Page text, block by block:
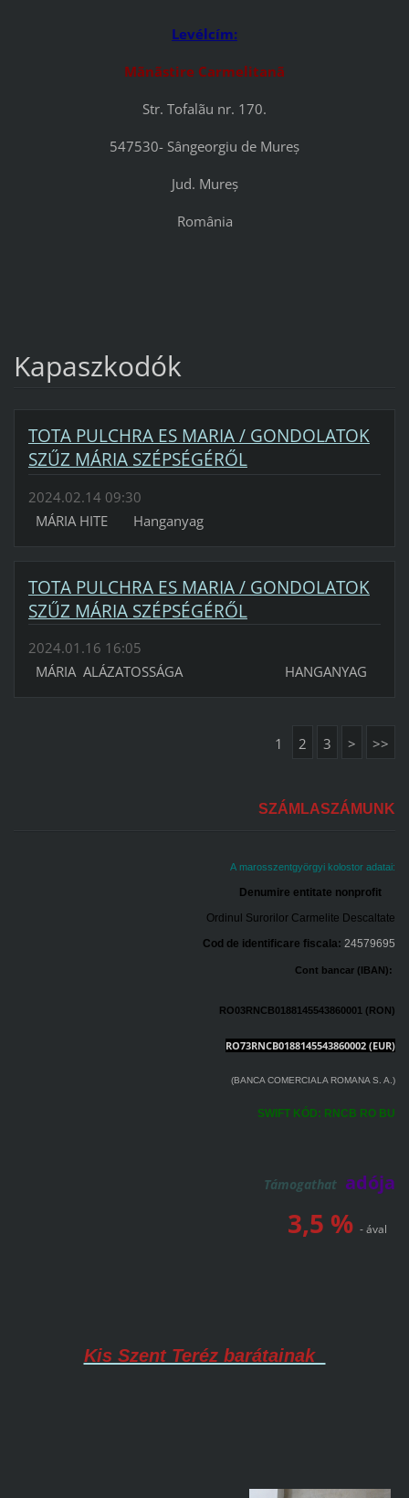
Levélcím:
Mãnãstire Carmelitanã
Str. Tofalãu nr. 170.
547530- Sângeorgiu de Mureș
Jud. Mureș
România
Kapaszkodók
TOTA PULCHRA ES MARIA / GONDOLATOK
SZŰZ MÁRIA SZÉPSÉGÉRŐL
2024.02.14 09:30
MÁRIA HITE Hanganyag
TOTA PULCHRA ES MARIA / GONDOLATOK
SZŰZ MÁRIA SZÉPSÉGÉRŐL
2024.01.16 16:05
MÁRIA ALÁZATOSSÁGA HANGANYAG
1 2 3 > >>
SZÁMLASZÁMUNK
A marosszentgyörgyi kolostor adatai:
Denumire entitate nonprofit
Ordinul Surorilor Carmelite Descaltate
Cod de identificare fiscala: 24579695
Cont bancar (IBAN):
RO03RNCB0188145543860001 (RON)
RO73RNCB0188145543860002(EUR)
(BANCA COMERCIALA ROMANA S. A.)
SWIFT KÓD: RNCB RO BU
Támogathat adója
3,5 %- ával
Kis Szent Teréz barátainak